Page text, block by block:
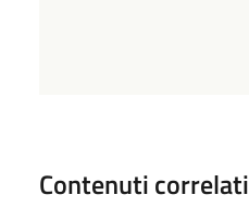
Contenuti correlati